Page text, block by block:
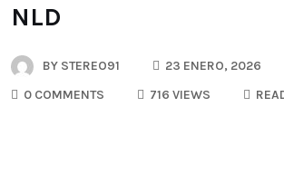
NLD
BY STEREO91
23 ENERO, 2026
0 COMMENTS
716 VIEWS